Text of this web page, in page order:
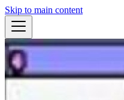
Skip to main content